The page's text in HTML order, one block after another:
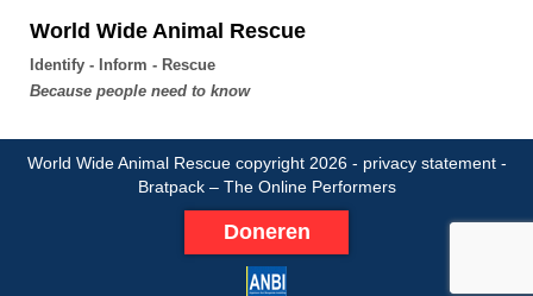
World Wide Animal Rescue
Identify - Inform - Rescue
Because people need to know
World Wide Animal Rescue copyright 2026 - privacy statement-
Bratpack – The Online Performers
Doneren